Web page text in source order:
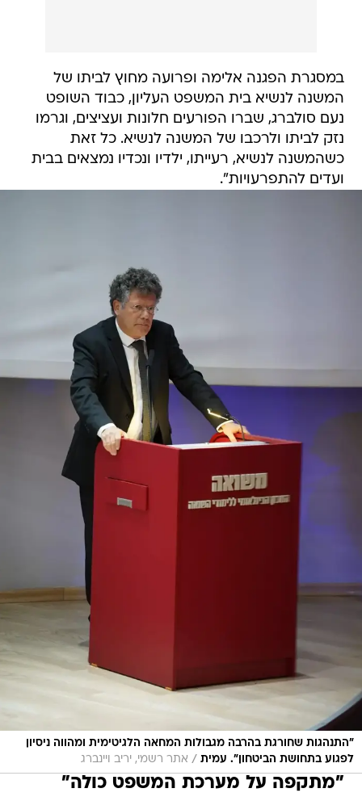
במסגרת הפגנה אלימה ופרועה מחוץ לביתו של
המשנה לנשיא בית המשפט העליון, כבוד השופט
נעם סולברג, שברו הפורעים חלונות ועציצים, וגרמו
נזק לביתו ולרכבו של המשנה לנשיא. כל זאת
כשהמשנה לנשיא, רעייתו, ילדיו ונכדיו נמצאים בבית
ועדים להתפרעויות".
"התנהגות שחורגת בהרבה מגבולות המחאה הלגיטימית ומהווה ניסיון
לפגוע בתחושת הביטחון". עמית / אתר רשמי, יריב ויינברג
"מתקפה על מערכת המשפט כולה"